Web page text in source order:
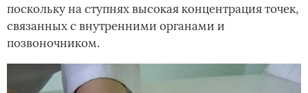
поскольку на ступнях высокая концентрация точек,
связанных с внутренними органами и
позвоночником.